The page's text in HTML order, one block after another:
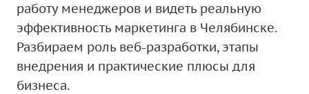
работу менеджеров и видеть реальную
эффективность маркетинга в Челябинске.
Разбираем роль веб-разработки, этапы
внедрения и практические плюсы для
бизнеса.